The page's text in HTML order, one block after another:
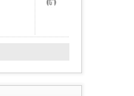
お
気
に
入
り